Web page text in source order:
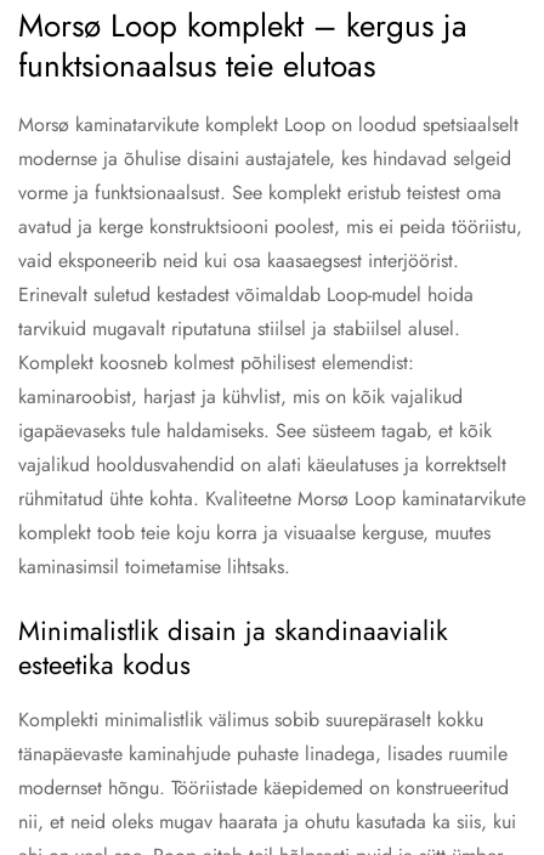
Morsø Loop komplekt – kergus ja
funktsionaalsus teie elutoas
Morsø kaminatarvikute komplekt Loop on loodud spetsiaalselt
modernse ja õhulise disaini austajatele, kes hindavad selgeid
vorme ja funktsionaalsust. See komplekt eristub teistest oma
avatud ja kerge konstruktsiooni poolest, mis ei peida tööriistu,
vaid eksponeerib neid kui osa kaasaegsest interjöörist.
Erinevalt suletud kestadest võimaldab Loop-mudel hoida
tarvikuid mugavalt riputatuna stiilsel ja stabiilsel alusel.
Komplekt koosneb kolmest põhilisest elemendist:
kaminaroobist, harjast ja kühvlist, mis on kõik vajalikud
igapäevaseks tule haldamiseks. See süsteem tagab, et kõik
vajalikud hooldusvahendid on alati käeulatuses ja korrektselt
rühmitatud ühte kohta. Kvaliteetne Morsø Loop kaminatarvikute
komplekt toob teie koju korra ja visuaalse kerguse, muutes
kaminasimsil toimetamise lihtsaks.
Minimalistlik disain ja skandinaavialik
esteetika kodus
Komplekti minimalistlik välimus sobib suurepäraselt kokku
tänapäevaste kaminahjude puhaste linadega, lisades ruumile
modernset hõngu. Tööriistade käepidemed on konstrueeritud
nii, et neid oleks mugav haarata ja ohutu kasutada ka siis, kui